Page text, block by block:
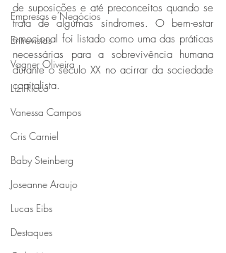
Empresas e Negócios
Entrevistas
Vagner Oliveira
Lizi Ricco
Vanessa Campos
Cris Carniel
Baby Steinberg
Joseanne Araujo
Lucas Eibs
Destaques
de suposições e até preconceitos quando se
trata de algumas síndromes. O bem-estar
emocional foi listado como uma das práticas
necessárias para a sobrevivência humana
durante o século XX no acirrar da sociedade
capitalista.